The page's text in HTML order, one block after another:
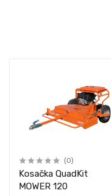
(0)
Kosačka QuadKit
MOWER 120